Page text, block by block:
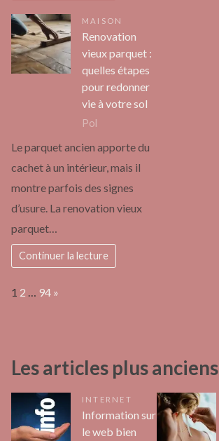
MAISON
Renovation
vieux parquet :
quelles étapes
pour redonner
vie à votre sol
Pol
Le parquet ancien apporte du
cachet à un intérieur, mais il
montre parfois des signes
d’usure. La renovation vieux
parquet…
Continuer la lecture
Page:
1 2 94 Next
»
Les articles plus anciens
INTERNET
Information sur
le web bien